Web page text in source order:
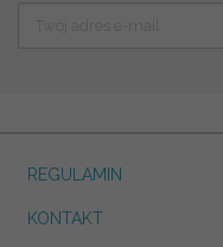
REGULAMIN
KONTAKT